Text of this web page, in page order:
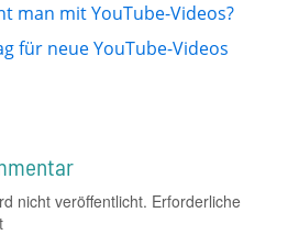
man mit YouTube-Videos?
für neue YouTube-Videos
nicht veröffentlicht. Erforderliche